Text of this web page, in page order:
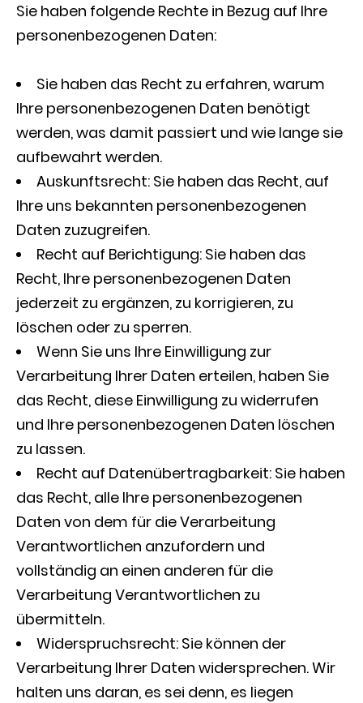
Sie haben folgende Rechte in Bezug auf Ihre
personenbezogenen Daten:
Sie haben das Recht zu erfahren, warum
Ihre personenbezogenen Daten benötigt
werden, was damit passiert und wie lange sie
aufbewahrt werden.
Auskunftsrecht: Sie haben das Recht, auf
Ihre uns bekannten personenbezogenen
Daten zuzugreifen.
Recht auf Berichtigung: Sie haben das
Recht, Ihre personenbezogenen Daten
jederzeit zu ergänzen, zu korrigieren, zu
löschen oder zu sperren.
Wenn Sie uns Ihre Einwilligung zur
Verarbeitung Ihrer Daten erteilen, haben Sie
das Recht, diese Einwilligung zu widerrufen
und Ihre personenbezogenen Daten löschen
zu lassen.
Recht auf Datenübertragbarkeit: Sie haben
das Recht, alle Ihre personenbezogenen
Daten von dem für die Verarbeitung
Verantwortlichen anzufordern und
vollständig an einen anderen für die
Verarbeitung Verantwortlichen zu
übermitteln.
Widerspruchsrecht: Sie können der
Verarbeitung Ihrer Daten widersprechen. Wir
halten uns daran, es sei denn, es liegen